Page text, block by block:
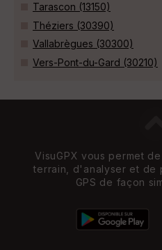
Tarascon (13150)
Théziers (30390)
Vallabrègues (30300)
Vers-Pont-du-Gard (30210)
VisuGPX vous permet
terrain, d'analyser et de
GPS de façon